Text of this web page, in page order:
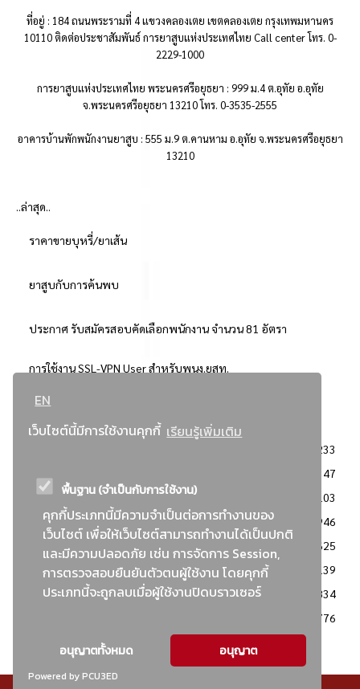
EN
เว็บไซต์นี้มีการใช้งานคุกกี้ เรียนรู้เพิ่มเติม
พื้นฐาน (จำเป็นกับการใช้งาน)
คุกกี้ประเภทนี้มีความจำเป็นต่อการทำงานของ
เว็บไซต์ เพื่อให้เว็บไซต์สามารถทำงานได้เป็นปกติ
และมีความปลอดภัย เช่น การจัดการ Session,
การตรวจสอบยืนยันตัวตนผู้ใช้งาน โดยคุกกี้
ประเภทนี้จะถูกลบเมื่อผู้ใช้งานปิดบราวเซอร์
อนุญาตทั้งหมด อนุญาต
Powered by PCU3ED
ที่อยู่ : 184 ถนนพระรามที่ 4 แขวงคลองเตย เขตคลองเตย กรุงเทพมหานคร
10110 ติดต่อประชาสัมพันธ์ การยาสูบแห่งประเทศไทย Call center โทร. 0-
2229-1000
การยาสูบแห่งประเทศไทย พระนครศรีอยุธยา : 999 ม.4 ต.อุทัย อ.อุทัย
จ.พระนครศรีอยุธยา 13210 โทร. 0-3535-2555
อาคารบ้านพักพนักงานยาสูบ : 555 ม.9 ต.คานหาม อ.อุทัย จ.พระนครศรีอยุธยา
13210
..ล่าสุด..
ราคาขายบุหรี่/ยาเส้น
ยาสูบกับการค้นพบ
ประกาศ รับสมัครสอบคัดเลือกพนักงาน จำนวน 81 อัตรา
การใช้งาน SSL-VPN User สำหรับพนง.ยสท.
..ยอดนิยม..
3233
2347
: วิธีเฉพาะเจาะจง
2103
ข่าวสาร/ประกาศ
1946
: เอกสารส่งเสริมความโปร่งใสในการจัดซื้อจัดจ้าง
1625
ข่าวสารจัดซื้อจัดจ้าง
1139
: แผนการจัดซื้อจัดจ้าง
834
776